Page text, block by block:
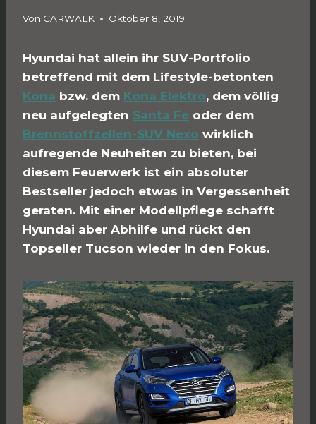
Von CARWALK Oktober 8, 2019
Hyundai hat allein ihr SUV-Portfolio
betreffend mit dem Lifestyle-betonten
Kona bzw. dem Kona Elektro, dem völlig
neu aufgelegten Santa Fe oder dem
Brennstoffzellen-SUV Nexo wirklich
aufregende Neuheiten zu bieten, bei
diesem Feuerwerk ist ein absoluter
Bestseller jedoch etwas in Vergessenheit
geraten. Mit einer Modellpflege schafft
Hyundai aber Abhilfe und rückt den
Topseller Tucson wieder in den Fokus.